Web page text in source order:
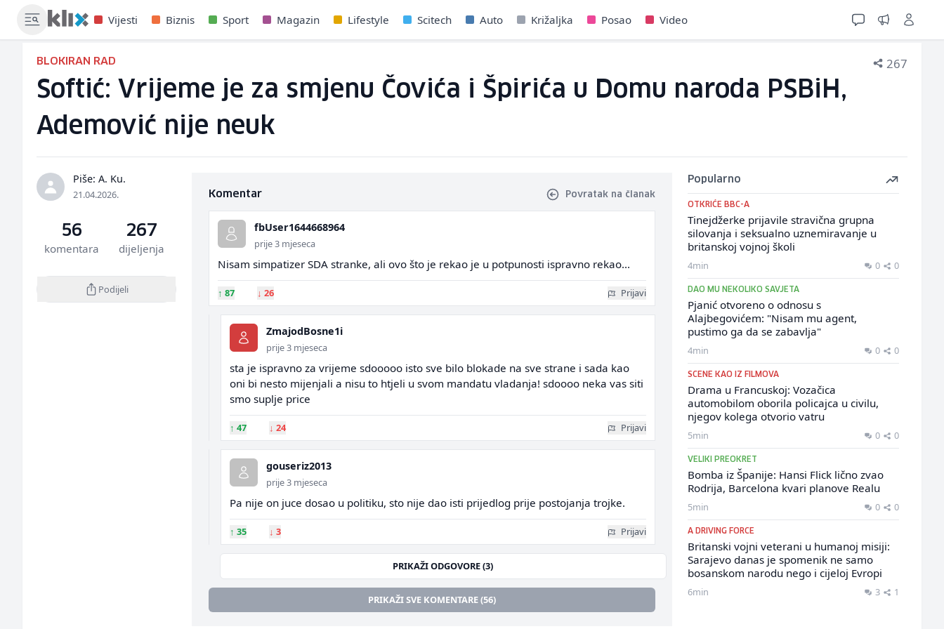
Vijesti Biznis Sport Magazin Lifestyle Scitech Auto Križaljka Posao Video
BLOKIRAN RAD 267
Softić: Vrijeme je za smjenu Čovića i Špirića u Domu naroda PSBiH,
Ademović nije neuk
Piše: A. Ku.
21.04.2026.
56
komentara
267
dijeljenja
Podijeli
Komentar Povratak na članak
fbUser1644668964
prije 3 mjeseca
Nisam simpatizer SDA stranke, ali ovo što je rekao je u potpunosti ispravno rekao...
↑ 87 ↓ 26 Prijavi
ZmajodBosne1i
prije 3 mjeseca
sta je ispravno za vrijeme sdooooo isto sve bilo blokade na sve strane i sada kao
oni bi nesto mijenjali a nisu to htjeli u svom mandatu vladanja! sdoooo neka vas siti
smo suplje price
↑ 47 ↓ 24 Prijavi
gouseriz2013
prije 3 mjeseca
Pa nije on juce dosao u politiku, sto nije dao isti prijedlog prije postojanja trojke.
↑ 35 ↓ 3 Prijavi
PRIKAŽI ODGOVORE (3)
PRIKAŽI SVE KOMENTARE (56)
Popularno
OTKRIĆE BBC-A
Tinejdžerke prijavile stravična grupna
silovanja i seksualno uznemiravanje u
britanskoj vojnoj školi
4min 0 0
DAO MU NEKOLIKO SAVJETA
Pjanić otvoreno o odnosu s
Alajbegovićem: "Nisam mu agent,
pustimo ga da se zabavlja"
4min 0 0
SCENE KAO IZ FILMOVA
Drama u Francuskoj: Vozačica
automobilom oborila policajca u civilu,
njegov kolega otvorio vatru
5min 0 0
VELIKI PREOKRET
Bomba iz Španije: Hansi Flick lično zvao
Rodrija, Barcelona kvari planove Realu
5min 0 0
A DRIVING FORCE
Britanski vojni veterani u humanoj misiji:
Sarajevo danas je spomenik ne samo
bosanskom narodu nego i cijeloj Evropi
6min 3 1